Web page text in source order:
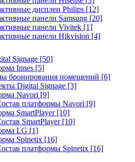
дисплеи Philips [12]
панели Samsung [20]
панели Vivitek [1]
панели Hikvision [4]
Signage [50]
Innes [5]
бронирования помещений [6]
Digital Signage [3]
Navori [9]
платформы Navori [9]
SmartPlayer [10]
SmartPlayer [10]
LG [1]
Spinetix [16]
платформы Spinetix [16]